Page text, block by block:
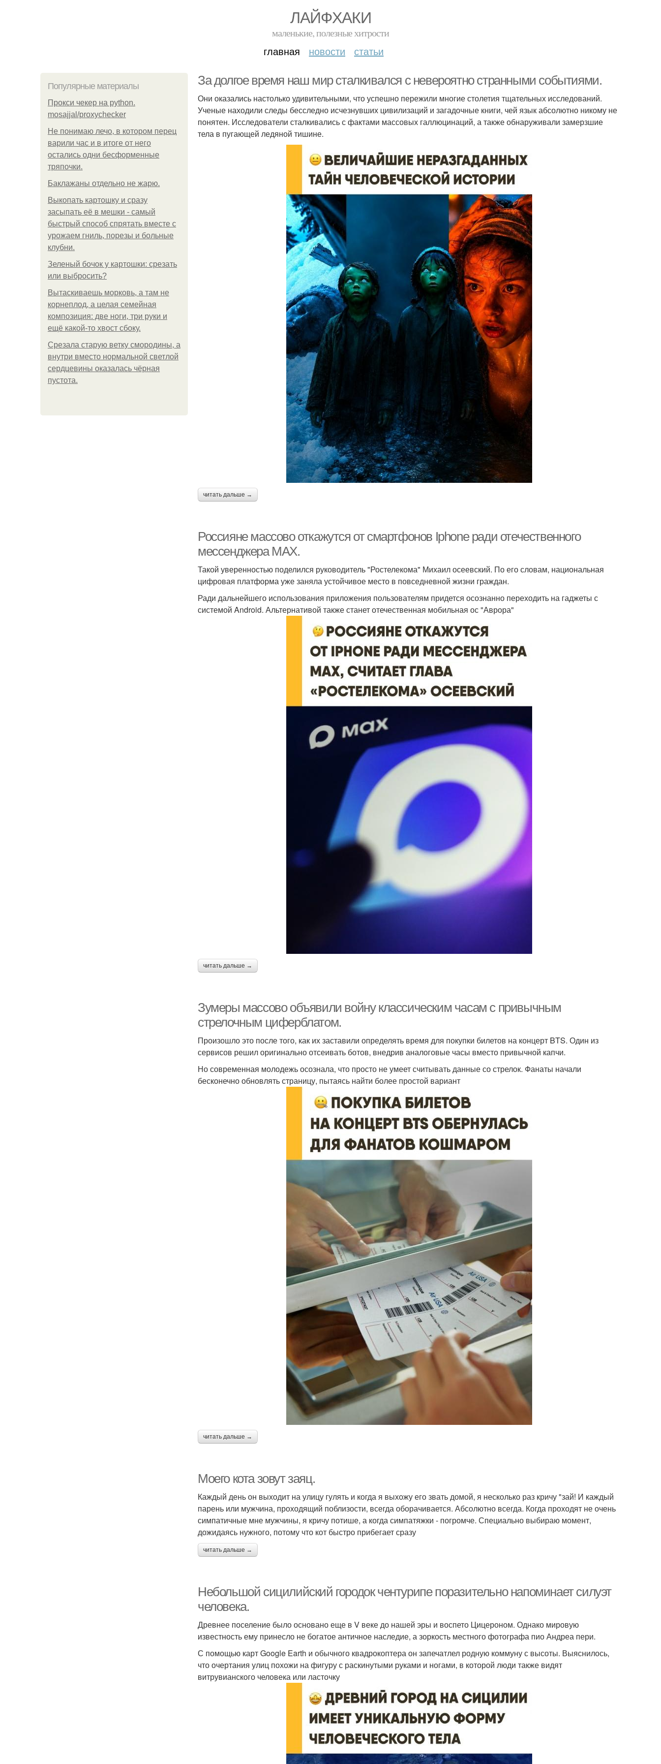
ЛАЙФХАКИ
маленькие, полезные хитрости
главная новости статьи
Популярные материалы
Прокси чекер на python.
mosajjal/proxychecker
Не понимаю лечо, в котором перец
варили час и в итоге от него
остались одни бесформенные
тряпочки.
Баклажаны отдельно не жарю.
Выкопать картошку и сразу
засыпать её в мешки - самый
быстрый способ спрятать вместе с
урожаем гниль, порезы и больные
клубни.
Зеленый бочок у картошки: срезать
или выбросить?
Вытаскиваешь морковь, а там не
корнеплод, а целая семейная
композиция: две ноги, три руки и
ещё какой-то хвост сбоку.
Срезала старую ветку смородины, а
внутри вместо нормальной светлой
сердцевины оказалась чёрная
пустота.
За долгое время наш мир сталкивался с невероятно странными событиями.
Они оказались настолько удивительными, что успешно пережили многие столетия тщательных исследований.
Ученые находили следы бесследно исчезнувших цивилизаций и загадочные книги, чей язык абсолютно никому не
понятен. Исследователи сталкивались с фактами массовых галлюцинаций, а также обнаруживали замерзшие
тела в пугающей ледяной тишине.
читать дальше →
Россияне массово откажутся от смартфонов Iphone ради отечественного
мессенджера MAX.
Такой уверенностью поделился руководитель "Ростелекома" Михаил осеевский. По его словам, национальная
цифровая платформа уже заняла устойчивое место в повседневной жизни граждан.
Ради дальнейшего использования приложения пользователям придется осознанно переходить на гаджеты с
системой Android. Альтернативой также станет отечественная мобильная ос "Аврора"
читать дальше →
Зумеры массово объявили войну классическим часам с привычным
стрелочным циферблатом.
Произошло это после того, как их заставили определять время для покупки билетов на концерт BTS. Один из
сервисов решил оригинально отсеивать ботов, внедрив аналоговые часы вместо привычной капчи.
Но современная молодежь осознала, что просто не умеет считывать данные со стрелок. Фанаты начали
бесконечно обновлять страницу, пытаясь найти более простой вариант
читать дальше →
Моего кота зовут заяц.
Каждый день он выходит на улицу гулять и когда я выхожу его звать домой, я несколько раз кричу "зай! И каждый
парень или мужчина, проходящий поблизости, всегда оборачивается. Абсолютно всегда. Когда проходят не очень
симпатичные мне мужчины, я кричу потише, а когда симпатяжки - погромче. Специально выбираю момент,
дожидаясь нужного, потому что кот быстро прибегает сразу
читать дальше →
Небольшой сицилийский городок чентурипе поразительно напоминает силуэт
человека.
Древнее поселение было основано еще в V веке до нашей эры и воспето Цицероном. Однако мировую
известность ему принесло не богатое античное наследие, а зоркость местного фотографа пио Андреа пери.
С помощью карт Google Earth и обычного квадрокоптера он запечатлел родную коммуну с высоты. Выяснилось,
что очертания улиц похожи на фигуру с раскинутыми руками и ногами, в которой люди также видят
витрувианского человека или ласточку